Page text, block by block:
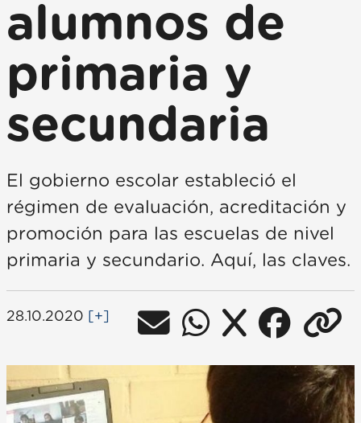
alumnos de
primaria y
secundaria
El gobierno escolar estableció el
régimen de evaluación, acreditación y
promoción para las escuelas de nivel
primaria y secundario. Aquí, las claves.
28.10.2020 [+]